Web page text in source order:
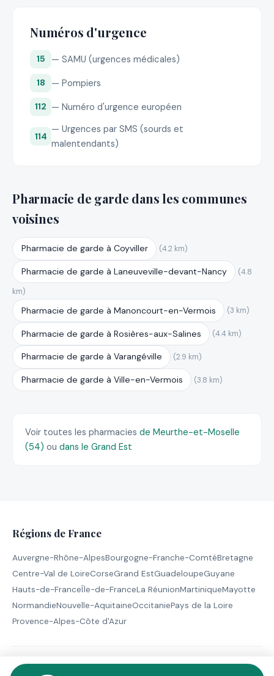
Numéros d'urgence
15 — SAMU (urgences médicales)
18 — Pompiers
112 — Numéro d'urgence européen
114
— Urgences par SMS (sourds et
malentendants)
Pharmacie de garde dans les communes
voisines
Pharmacie de garde à Coyviller (4.2 km)
Pharmacie de garde à Laneuveville-devant-Nancy (4.8
km)
Pharmacie de garde à Manoncourt-en-Vermois (3 km)
Pharmacie de garde à Rosières-aux-Salines (4.4 km)
Pharmacie de garde à Varangéville (2.9 km)
Pharmacie de garde à Ville-en-Vermois (3.8 km)
Voir toutes les pharmacies de Meurthe-et-Moselle
(54) ou dans le Grand Est
Régions de France
Auvergne-Rhône-AlpesBourgogne-Franche-ComtéBretagne
Centre-Val de LoireCorseGrand EstGuadeloupeGuyane
Hauts-de-FranceÎle-de-FranceLa RéunionMartiniqueMayotte
NormandieNouvelle-AquitaineOccitaniePays de la Loire
Provence-Alpes-Côte d'Azur
© 2026 Pharmacie de Garde - Tous droits réservés |Mentions